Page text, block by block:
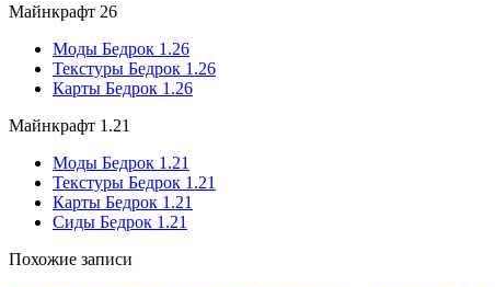
Майнкрафт 26
Моды Бедрок 1.26
Текстуры Бедрок 1.26
Карты Бедрок 1.26
Майнкрафт 1.21
Моды Бедрок 1.21
Текстуры Бедрок 1.21
Карты Бедрок 1.21
Сиды Бедрок 1.21
Похожие записи